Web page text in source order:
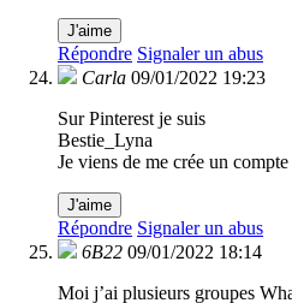
J'aime
Répondre Signaler un abus
Carla 09/01/2022 19:23
Sur Pinterest je suis
Bestie_Lyna
Je viens de me crée un compte
J'aime
Répondre Signaler un abus
6B22 09/01/2022 18:14
Moi j’ai plusieurs groupes